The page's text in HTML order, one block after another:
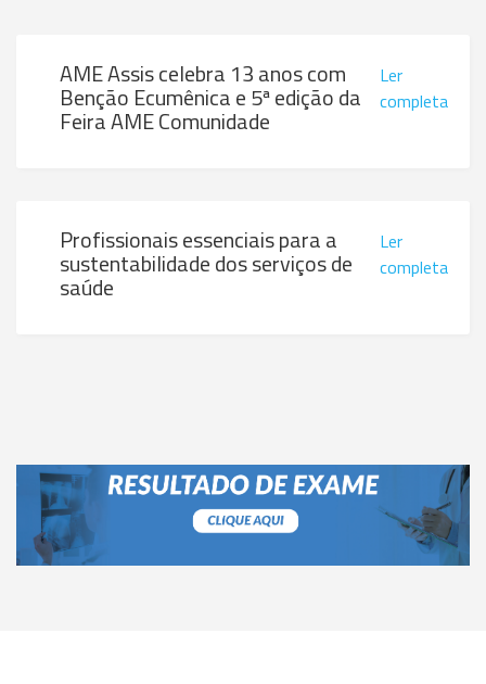
AME Assis celebra 13 anos com
Benção Ecumênica e 5ª edição da
Feira AME Comunidade
Ler
completa
Profissionais essenciais para a
sustentabilidade dos serviços de
saúde
Ler
completa